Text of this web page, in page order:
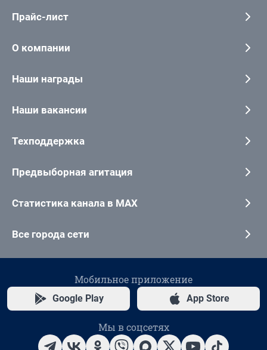
Прайс-лист
О компании
Наши награды
Наши вакансии
Техподдержка
Предвыборная агитация
Статистика канала в MAX
Все города сети
Мобильное приложение
Google Play App Store
Мы в соцсетях